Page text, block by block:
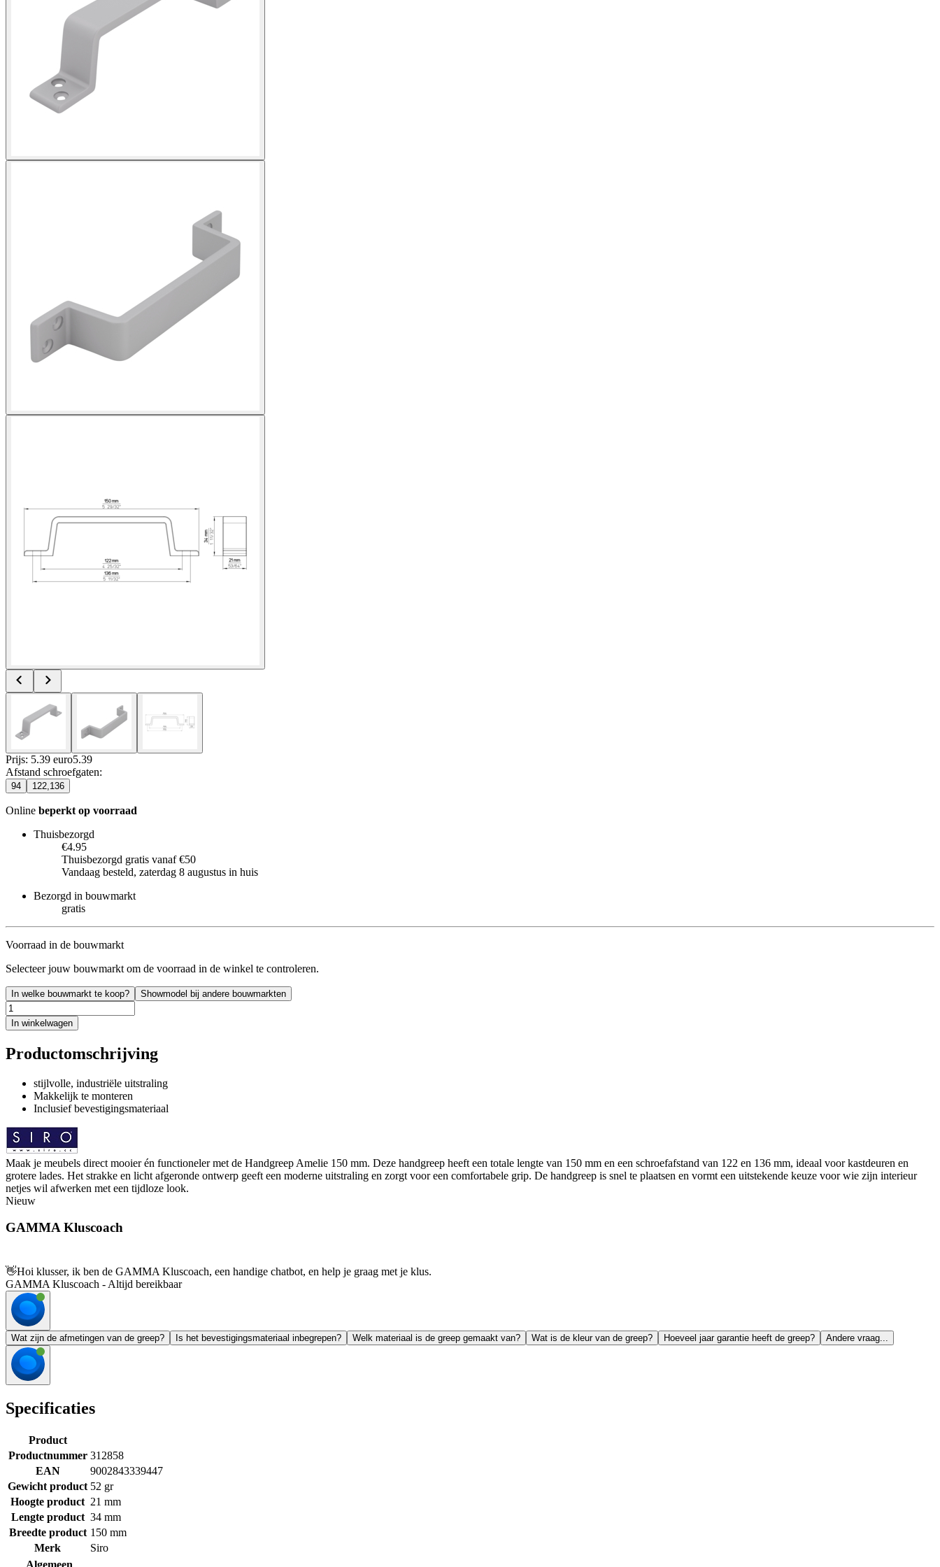
Prijs: 5.39 euro5.39
Afstand schroefgaten:
94 122,136
Online beperkt op voorraad
Thuisbezorgd
€4.95
Thuisbezorgd gratis vanaf €50
Vandaag besteld, zaterdag 8 augustus in huis
Bezorgd in bouwmarkt
gratis
Voorraad in de bouwmarkt
Selecteer jouw bouwmarkt om de voorraad in de winkel te controleren.
In welke bouwmarkt te koop? Showmodel bij andere bouwmarkten
In winkelwagen
Productomschrijving
stijlvolle, industriële uitstraling
Makkelijk te monteren
Inclusief bevestigingsmateriaal
Maak je meubels direct mooier én functioneler met de Handgreep Amelie 150 mm. Deze handgreep heeft een totale lengte van 150 mm en een schroefafstand van 122 en 136 mm, ideaal voor kastdeuren en
grotere lades. Het strakke en licht afgeronde ontwerp geeft een moderne uitstraling en zorgt voor een comfortabele grip. De handgreep is snel te plaatsen en vormt een uitstekende keuze voor wie zijn interieur
netjes wil afwerken met een tijdloze look.
Nieuw
GAMMA Kluscoach
👋Hoi klusser, ik ben de GAMMA Kluscoach, een handige chatbot, en help je graag met je klus.
GAMMA Kluscoach - Altijd bereikbaar
Wat zijn de afmetingen van de greep? Is het bevestigingsmateriaal inbegrepen? Welk materiaal is de greep gemaakt van? Wat is de kleur van de greep? Hoeveel jaar garantie heeft de greep? Andere vraag...
Specificaties
Product
Productnummer 312858
EAN
9002843339447
Gewicht product 52 gr
Hoogte product 21 mm
Lengte product 34 mm
Breedte product 150 mm
Merk
Siro
Algemeen